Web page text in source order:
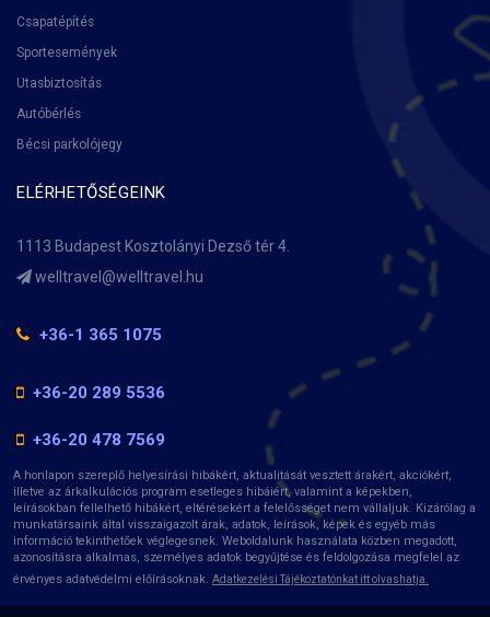
Csapatépítés
Sportesemények
Utasbiztosítás
Autóbérlés
Bécsi parkolójegy
ELÉRHETŐSÉGEINK
1113 Budapest Kosztolányi Dezső tér 4.
+36-1 365 1075
+36-20 289 5536
+36-20 478 7569
A honlapon szereplő helyesírási hibákért, aktualitását vesztett árakért, akciókért,
illetve az árkalkulációs program esetleges hibáiért, valamint a képekben,
leírásokban fellelhető hibákért, eltérésekért a felelősséget nem vállaljuk. Kizárólag a
munkatársaink által visszaigazolt árak, adatok, leírások, képek és egyéb más
információ tekinthetőek véglegesnek. Weboldalunk használata közben megadott,
azonosításra alkalmas, személyes adatok begyűjtése és feldolgozása megfelel az
érvényes adatvédelmi előírásoknak. Adatkezelési Tájékoztatónkat itt olvashatja.